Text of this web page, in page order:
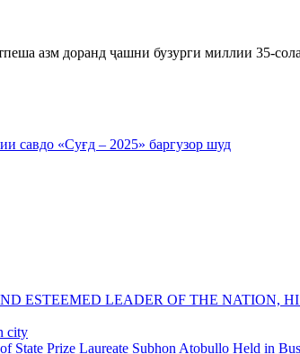
азм доранд ҷашни бузурги миллии 35-
савдо «Суғд – 2025» баргузор шуд
ESTEEMED LEADER OF THE NATION,
city
Prize Laureate Subhon Atobullo Held in